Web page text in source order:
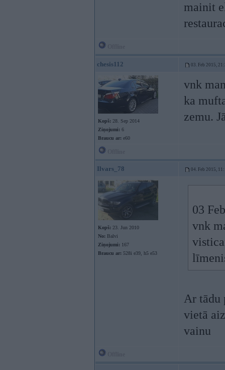
mainit
chesis112 03. Feb 2015,
Kopš: 28. Sep 2014
Ziņojumi: 6
Braucu ar: e60
vnk
ka
zemu.
Ilvars_78 04. Feb 2015,
Kopš: 23. Jun 2010
No: Balvi
Ziņojumi: 167
Braucu ar: 528i e39, h5 e53
03
vnk
Ar tādu
vietā
vainu